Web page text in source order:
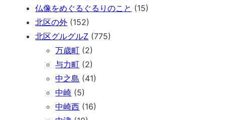
仏像をめぐるぐるりのこと (15)
北区の外 (152)
北区グルグルZ (775)
万歳町 (2)
与力町 (2)
中之島 (41)
中崎 (5)
中崎西 (16)